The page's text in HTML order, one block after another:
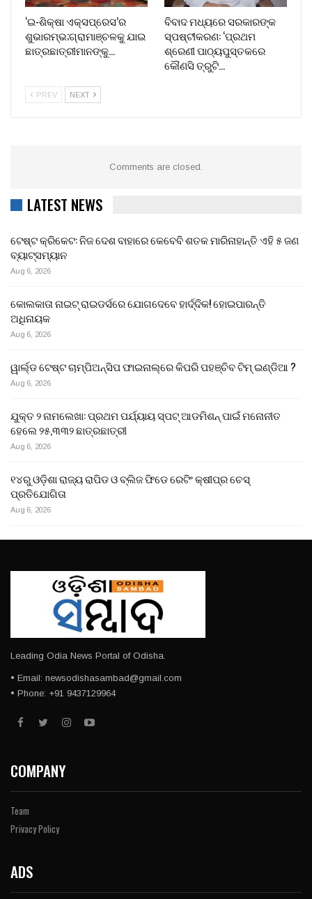
‘ଇ-ଶିକ୍ଷା ଏକ୍ସପ୍ରେସ’ର
ଶୁଭାରମ୍ଭ;ଗ୍ରାମାଞ୍ଚଳକୁ ଯାଇ
ଛାତ୍ରଛାତ୍ରୀମାନଙ୍କୁ…
ବିବାଦ ମଧ୍ୟରେ ସରକାରଙ୍କ
ସ୍ପଷ୍ଟୀକରଣ: ‘ପ୍ରଥମ
ଶ୍ରେଣୀ ପାଠ୍ୟପୁସ୍ତକରେ
କୌଣସି ତ୍ରୁଟି…
PREV NEXT
Comments are closed.
LATEST NEWS
ଟେଷ୍ଟ କ୍ରିକେଟ: ନିଜ ଦେଶ ବାହାରେ କେବେବି ଶତକ ମାରିନାହାନ୍ତି ଏହି ୫ ଜଣ
ବ୍ୟାଟ୍ସମ୍ୟାନ
Aug 6, 2026
କୋଲକାତା ନାଇଟ୍ ରାଇଡର୍ସରେ ଯୋଗଦେବେ ହାର୍ଦ୍ଦିକ! ହୋଇପାରନ୍ତି
ଅଧିନାୟକ
Aug 6, 2026
ୱାର୍ଲ୍ଡ ଟେଷ୍ଟ ଚାମ୍ପିଅନ୍‌ସିପ ଫାଇନାଲ୍‌ରେ କିପରି ପହଞ୍ଚିବ ଟିମ୍ ଇଣ୍ଡିଆ ?
Aug 6, 2026
ଯୁକ୍ତ ୨ ନାମଲେଖା: ପ୍ରଥମ ପର୍ଯ୍ୟାୟ ସ୍ପଟ୍ ଆଡମିଶନ୍ ପାଇଁ ମନୋନୀତ
ହେଲେ ୨୫,୩୩୨ ଛାତ୍ରଛାତ୍ରୀ
Aug 6, 2026
୧୪ରୁ ଓଡ଼ିଶା ରାଜ୍ୟ ରାପିଡ ଓ ବ୍ଲିଜ ଫିଡେ ରେଟିଂ କ୍ଷୀପ୍ର ଚେସ୍
ପ୍ରତିଯୋଗିତା
Aug 6, 2026
Leading Odia News Portal of Odisha.
• Email: newsodishasambad@gmail.com
• Phone: +91 9437129964
COMPANY
Team
Privacy Policy
ADS